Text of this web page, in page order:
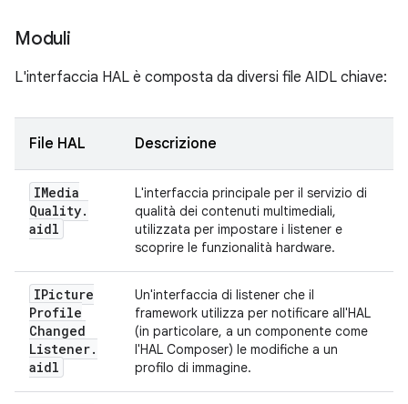
Moduli
L'interfaccia HAL è composta da diversi file AIDL chiave:
File HAL Descrizione
IMedia
Quality.
aidl
L'interfaccia principale per il servizio di
qualità dei contenuti multimediali,
utilizzata per impostare i listener e
scoprire le funzionalità hardware.
IPicture
Profile
Changed
Listener.
aidl
Un'interfaccia di listener che il
framework utilizza per notificare all'HAL
(in particolare, a un componente come
l'HAL Composer) le modifiche a un
profilo di immagine.